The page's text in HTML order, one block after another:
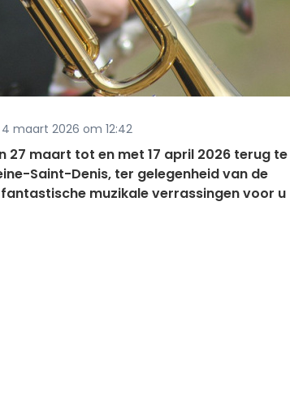
4 maart 2026 om 12:42
27 maart tot en met 17 april 2026 terug te
Saint-Denis, ter gelegenheid van de
muzikale verrassingen voor u